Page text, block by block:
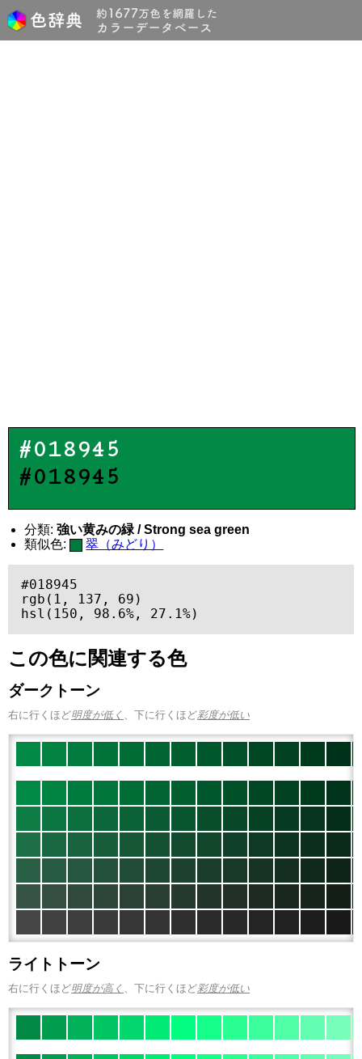
#018945
#018945
分類: 強い黄みの緑 / Strong sea green
類似色:
翠（みどり）
#018945
rgb(1, 137, 69)
hsl(150, 98.6%, 27.1%)
この色に関連する色
ダークトーン
右に行くほど明度が低く 、下に行くほど彩度が低い
ライトトーン
右に行くほど明度が高く 、下に行くほど彩度が低い